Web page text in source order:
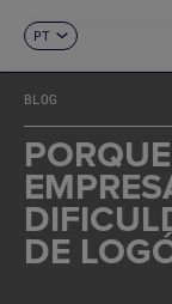
EN
FR
DE
IT
PT
BLOG
DE